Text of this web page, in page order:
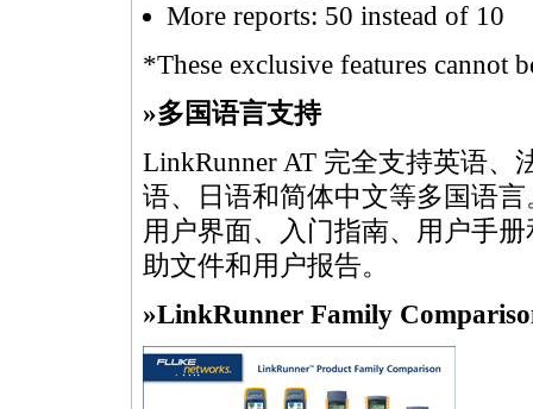
More reports: 50 instead of 10
*These exclusive features cannot
»多国语言支持
LinkRunner AT 完全支持英语
语、日语和简体中文等多国语
用户界面、入门指南、用户手
助文件和用户报告。
»LinkRunner Family